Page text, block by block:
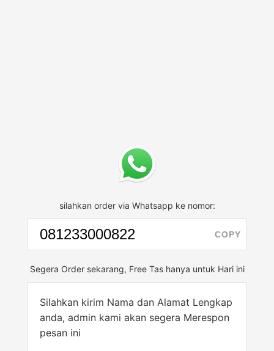
silahkan order via Whatsapp ke nomor:
COPY
Segera Order sekarang, Free Tas hanya untuk Hari ini
Silahkan kirim Nama dan Alamat Lengkap
anda, admin kami akan segera Merespon
pesan ini